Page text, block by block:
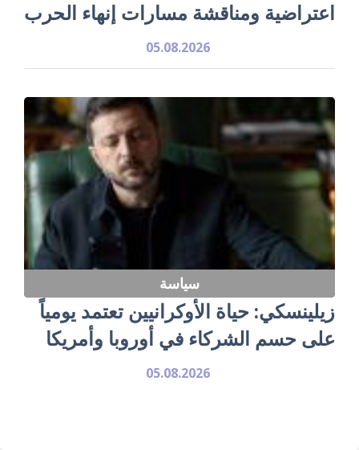
اعتراضية ومناقشة مسارات إنهاء الحرب
05.08.2026
سياسة
زيلينسكي: حياة الأوكرانيين تعتمد يومياً
على حسم الشركاء في أوروبا وأمريكا
05.08.2026